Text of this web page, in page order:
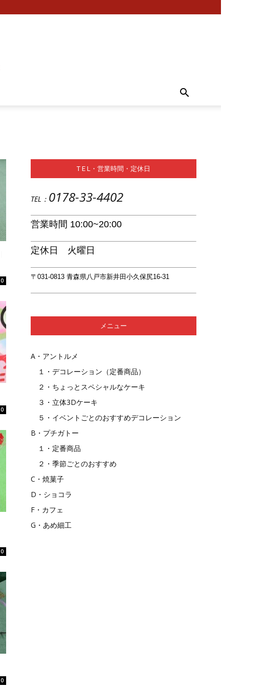
0
0
0
0
T E L・営業時間・定休日
TEL： 0178-33-4402
営業時間 10:00~20:00
定休日 火曜日
〒031-0813 青森県八戸市新井田小久保尻16-31
メニュー
A・アントルメ
１・デコレーション（定番商品）
２・ちょっとスペシャルなケーキ
３・立体3Dケーキ
５・イベントごとのおすすめデコレーション
B・プチガトー
１・定番商品
２・季節ごとのおすすめ
C・焼菓子
D・ショコラ
F・カフェ
G・あめ細工